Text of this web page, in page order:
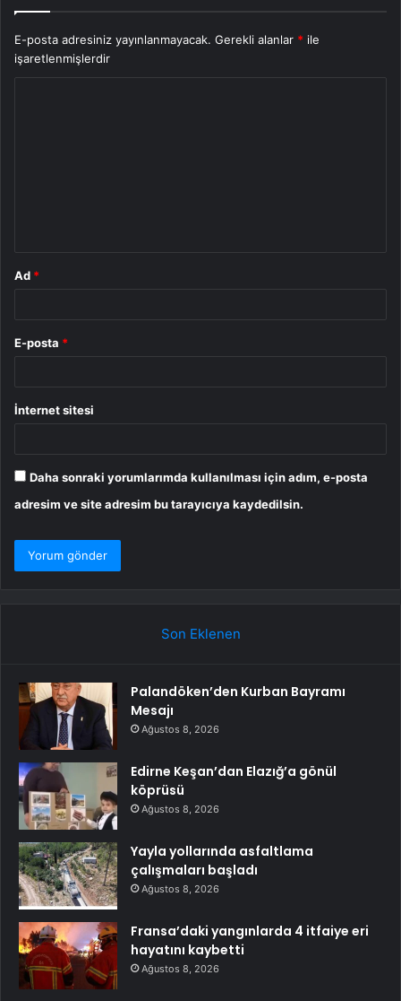
E-posta adresiniz yayınlanmayacak. Gerekli alanlar * ile
işaretlenmişlerdir
Ad *
E-posta *
İnternet sitesi
Daha sonraki yorumlarımda kullanılması için adım, e-posta
adresim ve site adresim bu tarayıcıya kaydedilsin.
Son Eklenen
Palandöken’den Kurban Bayramı
Mesajı
Ağustos 8, 2026
Edirne Keşan’dan Elazığ’a gönül
köprüsü
Ağustos 8, 2026
Yayla yollarında asfaltlama
çalışmaları başladı
Ağustos 8, 2026
Fransa’daki yangınlarda 4 itfaiye eri
hayatını kaybetti
Ağustos 8, 2026